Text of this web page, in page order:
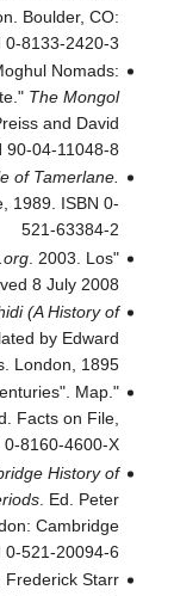
Boulder, CO:
0-8133-2420-3
Nomads:
The Mongol
and David
90-04-11048-8
of Tamerlane.
1989. ISBN 0-
521-63384-2
"
. 2003. Los
8 July 2008.
(A History of
by Edward
London, 1895.
"Mongol Invasions of Russia, 12th-13th Centuries". Map.
Facts on File,
0-8160-4600-X
History of
. Ed. Peter
Cambridge
0-521-20094-6
Frederick Starr